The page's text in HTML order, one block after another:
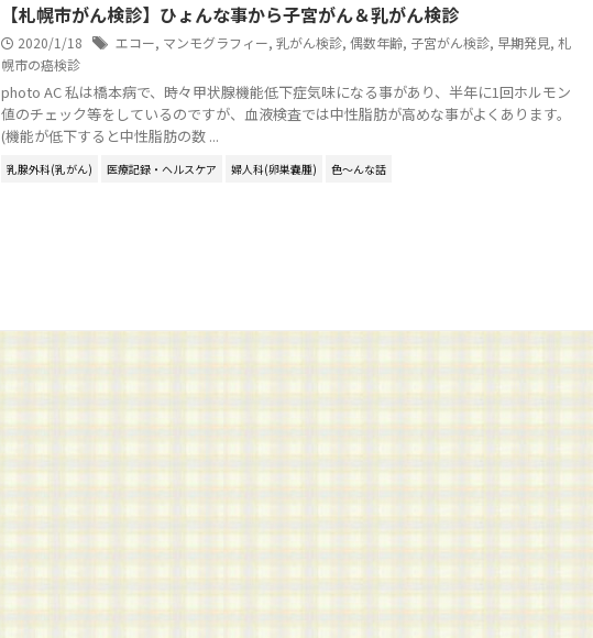
【札幌市がん検診】ひょんな事から子宮がん＆乳がん検診
2020/1/18 エコー, マンモグラフィー, 乳がん検診, 偶数年齢, 子宮がん検診, 早期発見, 札
幌市の癌検診
photo AC 私は橋本病で、時々甲状腺機能低下症気味になる事があり、半年に1回ホルモン
値のチェック等をしているのですが、血液検査では中性脂肪が高めな事がよくあります。
(機能が低下すると中性脂肪の数 ...
乳腺外科(乳がん) 医療記録・ヘルスケア 婦人科(卵巣嚢腫) 色～んな話